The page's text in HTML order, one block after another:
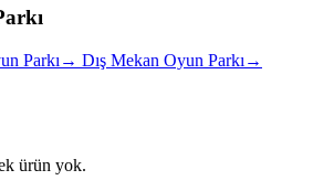
Parkı → Dış Mekan Oyun Parkı →
ürün yok.